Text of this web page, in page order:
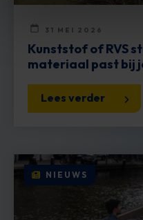
Kunststof of RVS
materiaal past bij
31 MEI 2026
Lees verder
NIEUWS